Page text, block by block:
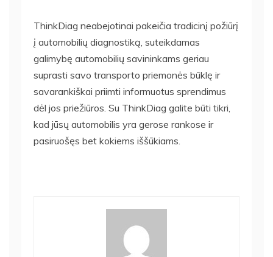
ThinkDiag neabejotinai pakeičia tradicinį požiūrį
į automobilių diagnostiką, suteikdamas
galimybę automobilių savininkams geriau
suprasti savo transporto priemonės būklę ir
savarankiškai priimti informuotus sprendimus
dėl jos priežiūros. Su ThinkDiag galite būti tikri,
kad jūsų automobilis yra gerose rankose ir
pasiruošęs bet kokiems iššūkiams.